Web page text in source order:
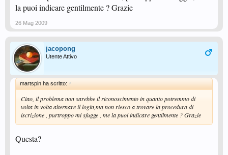
la puoi indicare gentilmente ? Grazie
26 Mag 2009
jacopong
Utente Attivo
martspin ha scritto: ↑
Ciao, il problema non sarebbe il riconoscimento in quanto potremmo di
volta in volta alternare il login,ma non riesco a trovare la procedura di
iscrizione , purtroppo mi sfugge , me la puoi indicare gentilmente ? Grazie
Questa?